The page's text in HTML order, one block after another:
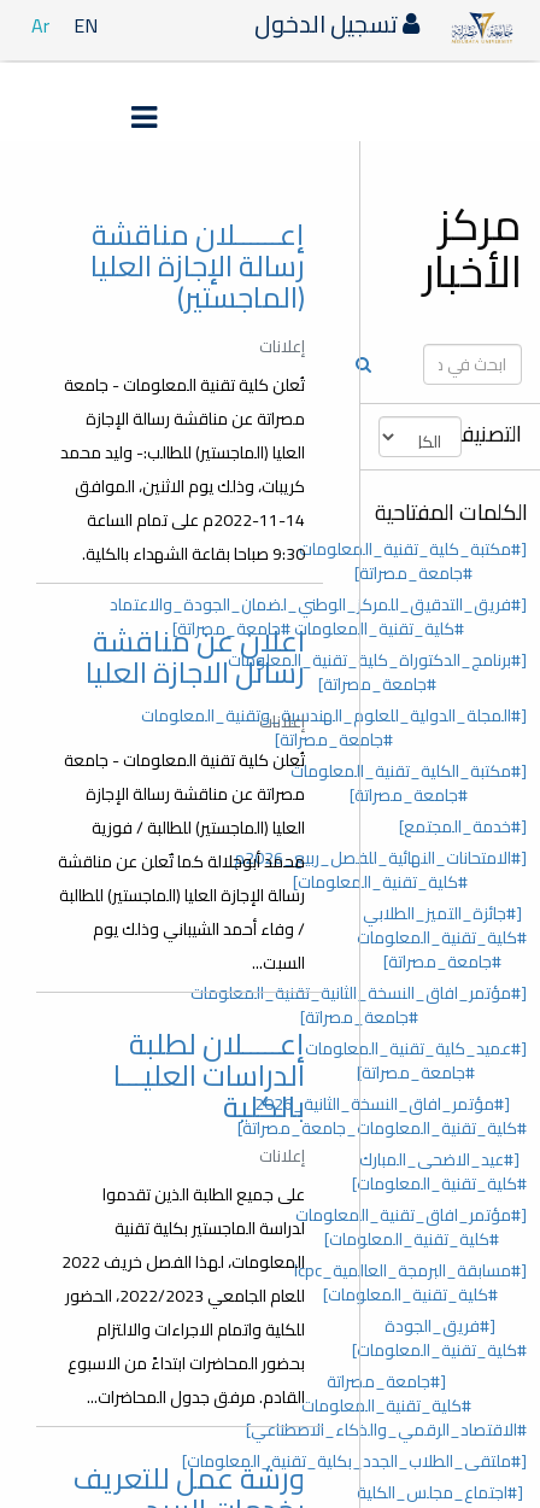
Ar EN تسجيل الدخول
مركز
الأخبار
التصنيفات
الكلمات المفتاحية
[#مكتبة_كلية_تقنية_المعلومات
#جامعة_مصراتة]
[#فريق_التدقيق_للمركز_الوطني_لضمان_الجودة_والاعتماد
#كلية_تقنية_المعلومات #جامعة_مصراتة]
[#برنامج_الدكتوراة_كلية_تقنية_المعلومات
#جامعة_مصراتة]
[#المجلة_الدولية_للعلوم_الهندسية_وتقنية_المعلومات
#جامعة_مصراتة]
[#مكتبة_الكلية_تقنية_المعلومات
#جامعة_مصراتة]
[#خدمة_المجتمع]
[#الامتحانات_النهائية_للفصل_ربيع_2026م
#كلية_تقنية_المعلومات]
[#جائزة_التميز_الطلابي
#كلية_تقنية_المعلومات
#جامعة_مصراتة]
[#مؤتمر_افاق_النسخة_الثانية_تقنية_المعلومات
#جامعة_مصراتة]
[#عميد_كلية_تقنية_المعلومات
#جامعة_مصراتة]
[#مؤتمر_افاق_النسخة_الثانية_2026
#كلية_تقنية_المعلومات_جامعة_مصراتة]
[#عيد_الاضحى_المبارك
#كلية_تقنية_المعلومات]
[#مؤتمر_افاق_تقنية_المعلومات
#كلية_تقنية_المعلومات]
[#مسابقة_البرمجة_العالمية_lcpc
#كلية_تقنية_المعلومات]
[#فريق_الجودة
#كلية_تقنية_المعلومات]
[#جامعة_مصراتة
#كلية_تقنية_المعلومات
#الاقتصاد_الرقمي_والذكاء_الاصطناعي]
[#ملتقى_الطلاب_الجدد_بكلية_تقنية_المعلومات]
[#اجتماع_مجلس_الكلية
إعــــــلان مناقشة
رسالة الإجازة العليا
(الماجستير)
إعلانات
تُعلن كلية تقنية المعلومات - جامعة
مصراتة عن مناقشة رسالة الإجازة
العليا (الماجستير) للطالب:- وليد محمد
كريبات، وذلك يوم الاثنين، الموافق
14-11-2022م على تمام الساعة
9:30 صباحا بقاعة الشهداء بالكلية.
اعلان عن مناقشة
رسائل الاجازة العليا
إعلانات
تُعلن كلية تقنية المعلومات - جامعة
مصراتة عن مناقشة رسالة الإجازة
العليا (الماجستير) للطالبة / فوزية
محمد أبوجلالة كما تٌعلن عن مناقشة
رسالة الإجازة العليا (الماجستير) للطالبة
/ وفاء أحمد الشيباني وذلك يوم
السبت...
إعـــــلان لطلبة
الدراسات العليـــا
بالكلية
إعلانات
على جميع الطلبة الذين تقدموا
لدراسة الماجستير بكلية تقنية
المعلومات، لهذا الفصل خريف 2022
للعام الجامعي 2022/2023، الحضور
للكلية واتمام الاجراءات والالتزام
بحضور المحاضرات ابتداءً من الاسبوع
القادم. مرفق جدول المحاضرات...
ورشة عمل للتعريف